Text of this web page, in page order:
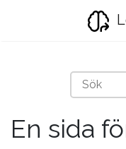
En sida